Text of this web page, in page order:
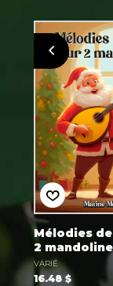
Mélodies
2
VARIÉ
16.48 $